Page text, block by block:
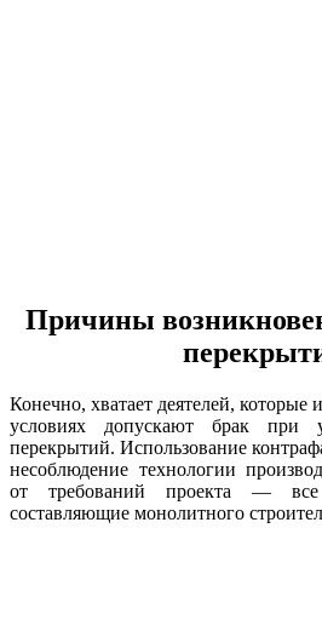
Причины
Конечно, хватает деятелей,
условиях допускают брак при
перекрытий. Использование
несоблюдение технологии
от требований проекта —
составляющие монолитного